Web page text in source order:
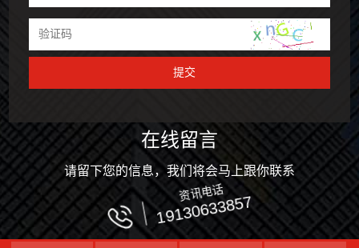
在线留言
请留下您的信息，我们将会马上跟你联系
资讯电话
19130633857